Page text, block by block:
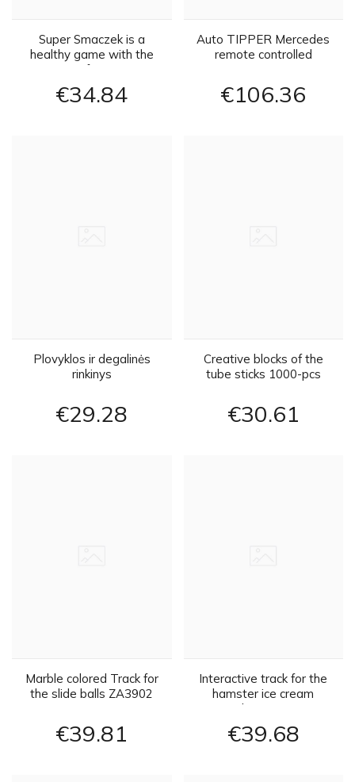
Super Smaczek is a
healthy game with the
taste of GR0362
€34 84
Auto TIPPER Mercedes
remote controlled
€106 36
Plovyklos ir degalinės
rinkinys
€29 28
Creative blocks of the
tube sticks 1000-pcs
€30 61
Marble colored Track for
the slide balls ZA3902
€39 81
Interactive track for the
hamster ice cream
parlor ZA3989
€39 68